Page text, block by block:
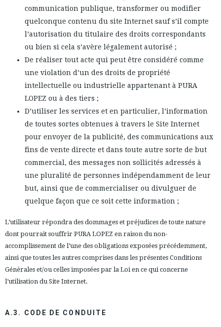
ESPACE CLIENTS B2B
SECURE WEB SSL CERTIFICATE © 2026 PURA LOPEZ
communication publique, transformer ou modifier
quelconque contenu du site Internet sauf s’il compte
l’autorisation du titulaire des droits correspondants
ou bien si cela s’avère légalement autorisé ;
De réaliser tout acte qui peut être considéré comme
une violation d’un des droits de propriété
intellectuelle ou industrielle appartenant à PURA
LOPEZ ou à des tiers ;
D’utiliser les services et en particulier, l’information
de toutes sortes obtenues à travers le Site Internet
pour envoyer de la publicité, des communications aux
fins de vente directe et dans toute autre sorte de but
commercial, des messages non sollicités adressés à
une pluralité de personnes indépendamment de leur
but, ainsi que de commercialiser ou divulguer de
quelque façon que ce soit cette information ;
L’utilisateur répondra des dommages et préjudices de toute nature
dont pourrait souffrir PURA LOPEZ en raison du non-
accomplissement de l’une des obligations exposées précédemment,
ainsi que toutes les autres comprises dans les présentes Conditions
Générales et/ou celles imposées par la Loi en ce qui concerne
l’utilisation du Site Internet.
A.3. CODE DE CONDUITE